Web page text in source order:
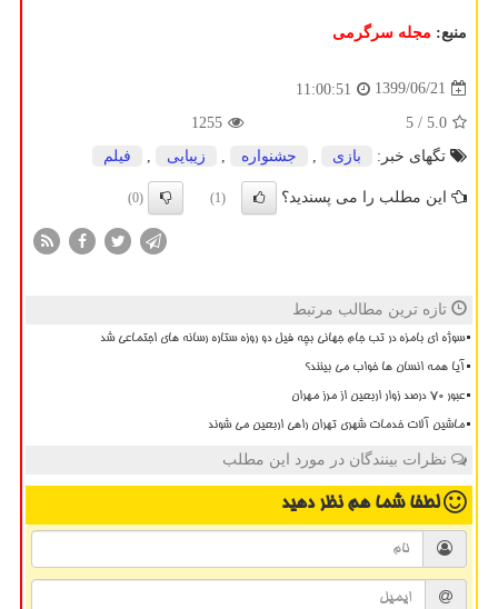
منبع: مجله سرگرمی
1399/06/21
11:00:51
5.0
/ 5
1255
تگهای خبر:
بازی جشنواره زیبایی فیلم
این مطلب را می پسندید؟ (1)
(0)
تازه ترین مطالب مرتبط
سوژه ای بامزه در تب جام جهانی بچه فیل دو روزه ستاره رسانه های اجتماعی شد
آیا همه انسان ها خواب می بینند؟
عبور ۷۰ درصد زوار اربعین از مرز مهران
ماشین آلات خدمات شهری تهران راهی اربعین می شوند
نظرات بینندگان در مورد این مطلب
لطفا شما همنظر دهید